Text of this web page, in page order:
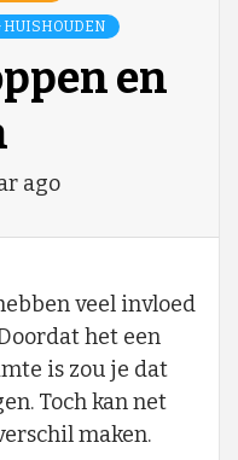
HUISHOUDEN
en
ago
veel invloed
het een
is zou je dat
Toch kan net
maken.